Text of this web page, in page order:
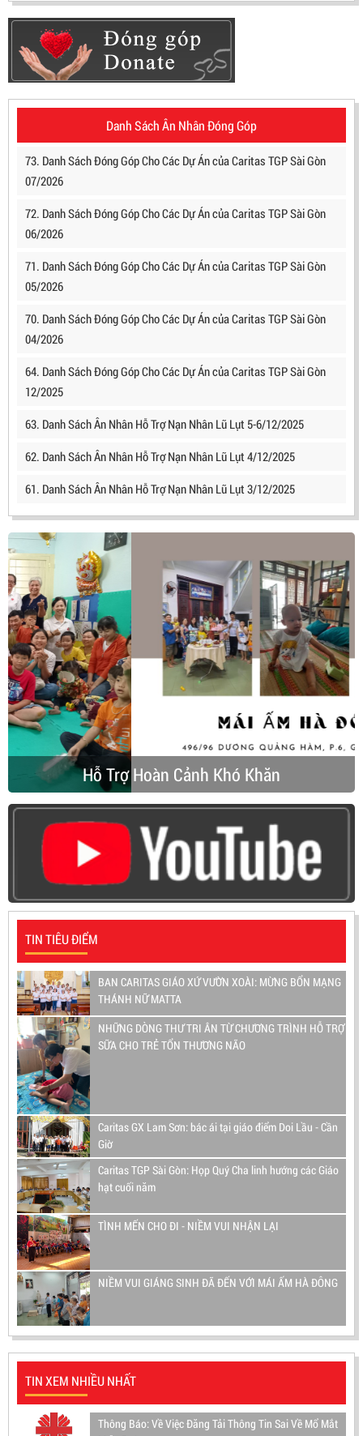
Danh Sách Ân Nhân Đóng Góp
73. Danh Sách Đóng Góp Cho Các Dự Án của Caritas TGP Sài Gòn
07/2026
72. Danh Sách Đóng Góp Cho Các Dự Án của Caritas TGP Sài Gòn
06/2026
71. Danh Sách Đóng Góp Cho Các Dự Án của Caritas TGP Sài Gòn
05/2026
70. Danh Sách Đóng Góp Cho Các Dự Án của Caritas TGP Sài Gòn
04/2026
64. Danh Sách Đóng Góp Cho Các Dự Án của Caritas TGP Sài Gòn
12/2025
63. Danh Sách Ân Nhân Hỗ Trợ Nạn Nhân Lũ Lụt 5-6/12/2025
62. Danh Sách Ân Nhân Hỗ Trợ Nạn Nhân Lũ Lụt 4/12/2025
61. Danh Sách Ân Nhân Hỗ Trợ Nạn Nhân Lũ Lụt 3/12/2025
Hỗ Trợ Hoàn Cảnh Khó Khăn
TIN TIÊU ĐIỂM
BAN CARITAS GIÁO XỨ VƯỜN XOÀI: MỪNG BỔN MẠNG
THÁNH NỮ MATTA
NHỮNG DÒNG THƯ TRI ÂN TỪ CHƯƠNG TRÌNH HỖ TRỢ
SỮA CHO TRẺ TỔN THƯƠNG NÃO
Caritas GX Lam Sơn: bác ái tại giáo điểm Doi Lầu - Cần
Giờ
Caritas TGP Sài Gòn: Họp Quý Cha linh hướng các Giáo
hạt cuối năm
TÌNH MẾN CHO ĐI - NIỀM VUI NHẬN LẠI
NIỀM VUI GIÁNG SINH ĐÃ ĐẾN VỚI MÁI ẤM HÀ ĐÔNG
TIN XEM NHIỀU NHẤT
Thông Báo: Về Việc Đăng Tải Thông Tin Sai Về Mổ Mắt